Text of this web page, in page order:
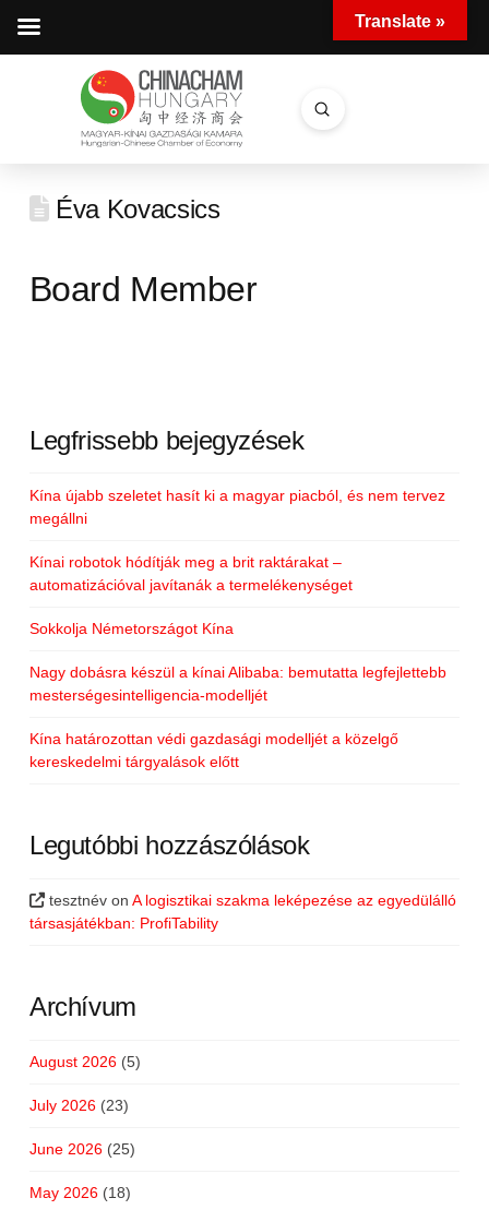
Search
Submit
Éva Kovacsics
Board Member
Legfrissebb bejegyzések
Kína újabb szeletet hasít ki a magyar piacból, és nem tervez
megállni
Kínai robotok hódítják meg a brit raktárakat –
automatizációval javítanák a termelékenységet
Sokkolja Németországot Kína
Nagy dobásra készül a kínai Alibaba: bemutatta legfejlettebb
mesterségesintelligencia-modelljét
Kína határozottan védi gazdasági modelljét a közelgő
kereskedelmi tárgyalások előtt
Legutóbbi hozzászólások
tesztnév onA logisztikai szakma leképezése az egyedülálló
társasjátékban: ProfiTability
Archívum
August 2026(5)
July 2026(23)
June 2026(25)
May 2026(18)
Translate »